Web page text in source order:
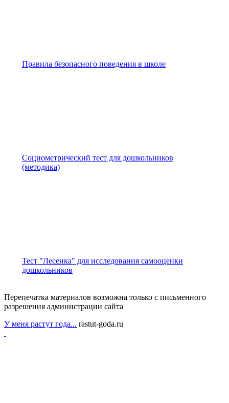
Правила безопасного поведения в школе
Социометрический тест для дошкольников
(методика)
Тест "Лесенка" для исследования самооценки
дошкольников
Перепечатка материалов возможна только с письменного
разрешения администрации сайта
У меня растут года... rastut-goda.ru